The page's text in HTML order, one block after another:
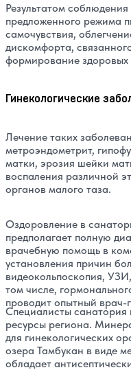
Результатом
предложенного режима
самочувствия,
дискомфорта,
формирование
Гинекологические
Лечение таких
метроэндометрит,
матки, эрозия шейки
воспаления различной
органов малого таза.
Оздоровление в
предполагает полную
врачебную помощь в
установления причин
видеокольпоскопия,
том числе,
проводит опытный врач-
Специалисты санатория
ресурсы региона.
для гинекологических
озера Тамбукан в виде
обладает